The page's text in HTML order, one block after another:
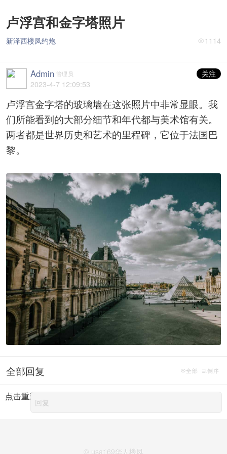
卢浮宫和金字塔照片
新泽西楼凤约炮 1114
Admin 管理员
关注
2023-4-7 12:09:53
卢浮宫金字塔的玻璃墙在这张照片中非常显眼。我
们所能看到的大部分细节和年代都与美术馆有关。
两者都是世界历史和艺术的里程碑，它位于法国巴
黎。
全部回复 倒序
全部
点击重新加载
© usa169华人楼凤